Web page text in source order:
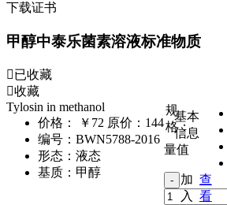
下载证书
甲醇中泰乐菌素溶液标准物质
已收藏
收藏
Tylosin in methanol
价格：
￥72 原价：144
编号： BWN5788-2016
形态： 液态
基质： 甲醇
规
格：
加
入
查
看
基本
信息
量值